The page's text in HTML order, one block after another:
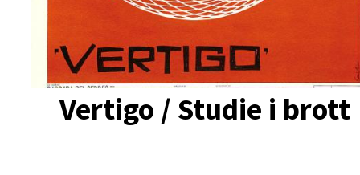
Vertigo / Studie i brott